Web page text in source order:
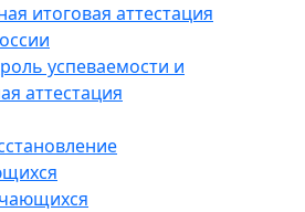
итоговая аттестация
успеваемости и
аттестация